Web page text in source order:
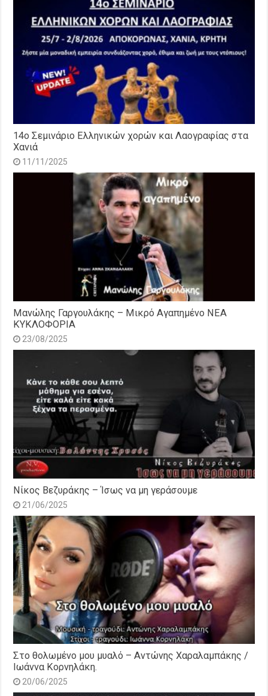
14o Σεμινάριο Ελληνικών χορών και Λαογραφίας στα
Χανιά
11/11/2025
Μανώλης Γαργουλάκης – Μικρό Αγαπημένο NEΑ
ΚΥΚΛΟΦΟΡΙΑ
23/08/2025
Νίκος Βεζυράκης – Ίσως να μη γεράσουμε
21/06/2025
Στο θολωμένο μου μυαλό – Αντώνης Χαραλαμπάκης /
Ιωάννα Κορνηλάκη.
20/06/2025